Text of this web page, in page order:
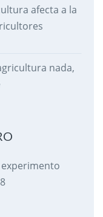
afecta a la
nada,
experimento